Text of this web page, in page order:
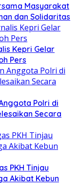
Masyarakat
dan Solidaritas
Kepri Gelar
Pers
Polri di
Secara
PKH Tinjau
Akibat Kebun